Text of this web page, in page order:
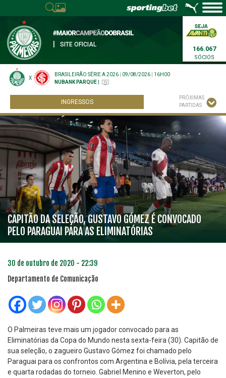
SITE OFICIAL
166.067
SÓCIOS
X
BRASILEIRÃO SÉRIE A 2026 09/08/2026
16H00
NUBANK PARQUE
INGRESSOS
PRÓXIMAS
PARTIDAS
CAPITÃO DA SELEÇÃO, GUSTAVO GÓMEZ É CONVOCADO
PELO PARAGUAI PARA AS ELIMINATÓRIAS
30 de outubro de 2020 - 22:39
Departamento de Comunicação
O Palmeiras teve mais um jogador convocado para as
Eliminatórias da Copa do Mundo nesta sexta-feira (30). Capitão de
sua seleção, o zagueiro Gustavo Gómez foi chamado pelo
Paraguai para os confrontos com Argentina e Bolívia, pela terceira
e quarta rodadas do torneio. Gabriel Menino e Weverton, pelo